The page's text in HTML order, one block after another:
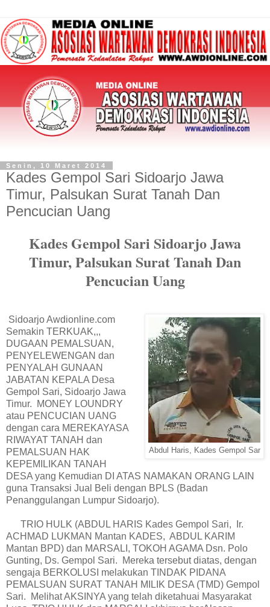
Senin, 10 Maret 2014
Kades Gempol Sari Sidoarjo Jawa
Timur, Palsukan Surat Tanah Dan
Pencucian Uang
Kades Gempol Sari Sidoarjo Jawa
Timur, Palsukan Surat Tanah Dan
Pencucian Uang
Abdul Haris, Kades Gempol Sar
Sidoarjo Awdionline.com
Semakin TERKUAK,,,
DUGAAN PEMALSUAN,
PENYELEWENGAN dan
PENYALAH GUNAAN
JABATAN KEPALA Desa
Gempol Sari, Sidoarjo Jawa
Timur. MONEY LOUNDRY
atau PENCUCIAN UANG
dengan cara MEREKAYASA
RIWAYAT TANAH dan
PEMALSUAN HAK
KEPEMILIKAN TANAH
DESA yang Kemudian DI ATAS NAMAKAN ORANG LAIN
guna Transaksi Jual Beli dengan BPLS (Badan
Penanggulangan Lumpur Sidoarjo).
TRIO HULK (ABDUL HARIS Kades Gempol Sari, Ir.
ACHMAD LUKMAN Mantan KADES, ABDUL KARIM
Mantan BPD) dan MARSALI, TOKOH AGAMA Dsn. Polo
Gunting, Ds. Gempol Sari. Mereka tersebut diatas, dengan
sengaja BERKOLUSI melakukan TINDAK PIDANA
PEMALSUAN SURAT TANAH MILIK DESA (TMD) Gempol
Sari. Melihat AKSINYA yang telah diketahuai Masyarakat